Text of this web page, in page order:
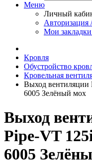
Меню
Личный
Авторизация
Мои
Кровля
Обустройство
Кровельная
Выход вентиляции
6005 Зелёный мох
Выход
Pipe-VT
6005